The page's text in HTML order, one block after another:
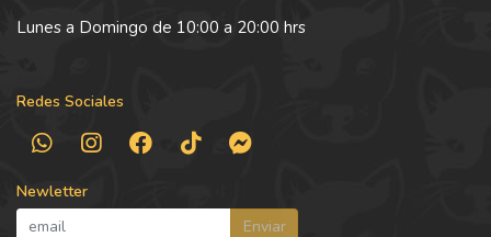
Lunes a Domingo de 10:00 a 20:00 hrs
Redes Sociales
Newletter
Enviar